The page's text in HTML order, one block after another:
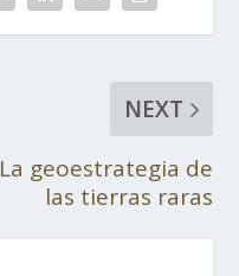
NEXT
La geoestrategia de
las tierras raras